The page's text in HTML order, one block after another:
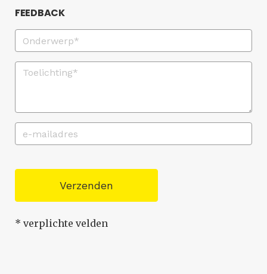
FEEDBACK
Verzenden
* verplichte velden